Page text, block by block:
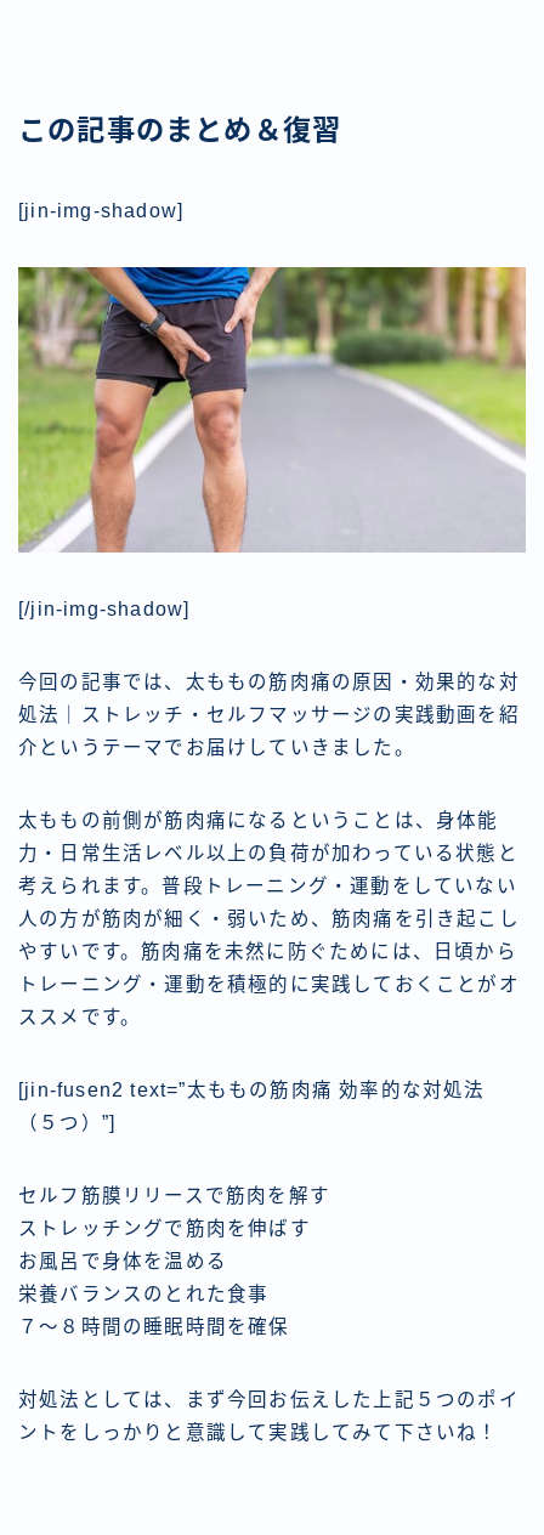
この記事のまとめ＆復習
[jin-img-shadow]
[/jin-img-shadow]
今回の記事では、太ももの筋肉痛の原因・効果的な対
処法｜ストレッチ・セルフマッサージの実践動画を紹
介というテーマでお届けしていきました。
太ももの前側が筋肉痛になるということは、身体能
力・日常生活レベル以上の負荷が加わっている状態と
考えられます。普段トレーニング・運動をしていない
人の方が筋肉が細く・弱いため、筋肉痛を引き起こし
やすいです。筋肉痛を未然に防ぐためには、日頃から
トレーニング・運動を積極的に実践しておくことがオ
ススメです。
[jin-fusen2 text=”太ももの筋肉痛 効率的な対処法
（５つ）”]
セルフ筋膜リリースで筋肉を解す
ストレッチングで筋肉を伸ばす
お風呂で身体を温める
栄養バランスのとれた食事
７〜８時間の睡眠時間を確保
対処法としては、まず今回お伝えした上記５つのポイ
ントをしっかりと意識して実践してみて下さいね！